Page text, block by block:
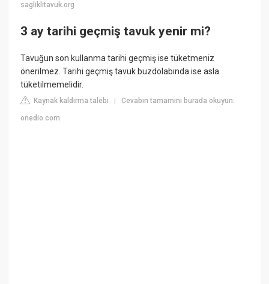
sagliklitavuk.org
3 ay tarihi geçmiş tavuk yenir mi?
Tavuğun son kullanma tarihi geçmiş ise tüketmeniz
önerilmez. Tarihi geçmiş tavuk buzdolabında ise asla
tüketilmemelidir.
Kaynak kaldırma talebi |Cevabın tamamını burada okuyun:
onedio.com